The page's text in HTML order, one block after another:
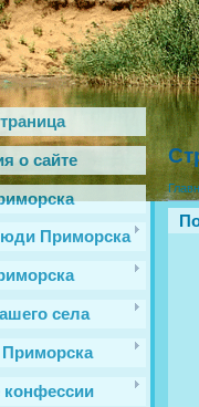
о сайте
Приморска
села
Приморска
конфессии